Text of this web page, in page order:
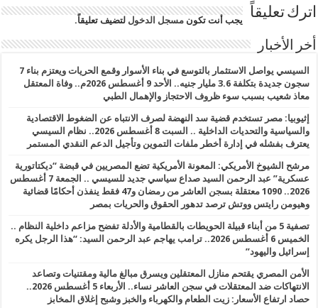
اترك تعليقاً يجب أنت تكونمسجل الدخول لتضيف تعليقاً.
أخر الأخبار
السيسي يواصل الاستثمار بالتوسع في بناء الأسوار وقمع الحريات ويعتزم بناء 7
سجون جديدة بتكلفة 3.6 مليار جنيه.. الأحد 9 أغسطس 2026م.. وفاة المعتقل
معاذ شعيب بسبب سوء ظروف الاحتجاز والإهمال الطبي
إثيوبيا: مصر تستخدم قضية سد النهضة لصرف الانتباه عن الضغوط الاقتصادية
والسياسية والتحديات الداخلية .. السبت 8 أغسطس 2026.. نظام السيسي
يعترف بفشله في إدارة أخطر ملفات التموين وتأجيل الدعم النقدي المستمر
مرشح الشيوخ الأمريكي: المعونة الأمريكية تضع المصريين في قبضة “ديكتاتورية
عسكرية” عبد الرحمن السيد صداع سياسي جديد للسيسي .. الجمعة 7 أغسطس
2026.. 1090 معتقلة بسجن العاشر من رمضان و47 فقط ينفذن أحكامًا قضائية
وهيومن رايتس ووتش ترصد تدهور الحقوق والحريات بمصر
تصفية 5 من أبناء قبيلة الحويطات بالقطامية والأدلة تفضح مزاعم داخلية النظام ..
الخميس 6 أغسطس 2026.. ترامب يهاجم عبد الرحمن السيد: “هذا الرجل يكره
إسرائيل واليهود”
الأمن المصري يقتحم منازل المعتقلين ويسرق مبالغ مالية ومقتنيات وتصاعد
الانتهاكات ضد المعتقلات في سجن العاشر نساء.. الأربعاء 5 أغسطس 2026..
حصاد ارتفاع الأسعار: زيت الطعام والكهرباء والخبز وشبح إغلاق المخابز